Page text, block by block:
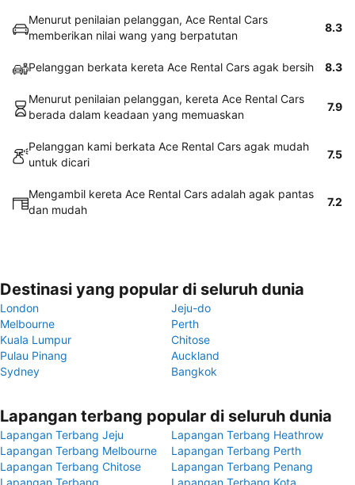
Menurut penilaian pelanggan, Ace Rental Cars
memberikan nilai wang yang berpatutan
8.3
Pelanggan berkata kereta Ace Rental Cars agak bersih 8.3
Menurut penilaian pelanggan, kereta Ace Rental Cars
berada dalam keadaan yang memuaskan
7.9
Pelanggan kami berkata Ace Rental Cars agak mudah
untuk dicari
7.5
Mengambil kereta Ace Rental Cars adalah agak pantas
dan mudah
7.2
Destinasi yang popular di seluruh dunia
London
Jeju-do
Melbourne
Perth
Kuala Lumpur
Chitose
Pulau Pinang
Auckland
Sydney
Bangkok
Lapangan terbang popular di seluruh dunia
Lapangan Terbang Jeju
Lapangan Terbang Heathrow
Lapangan Terbang Melbourne
Lapangan Terbang Perth
Lapangan Terbang Chitose
Lapangan Terbang Penang
Lapangan Terbang
Lapangan Terbang Kota